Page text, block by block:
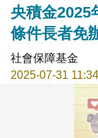
央積金2025
條件長者免
社會保障基金
2025-07-31 11:34